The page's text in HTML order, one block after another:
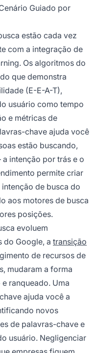
Guiado por
estão cada vez
com a integração de
Os algoritmos do
que demonstra
(E-E-A-T),
usuário como tempo
e métricas de
chave ajuda você
estão buscando,
intenção por trás e o
permite criar
de busca do
aos motores de busca
posições.
evoluem
do Google, a transição
de recursos de
mudaram a forma
ranqueado. Uma
ajuda você a
novos
de palavras-chave e
usuário. Negligenciar